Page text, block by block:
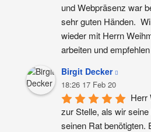
und Webpräsenz war
sehr guten Händen.
wieder mit Herrn
arbeiten und
Birgit Decker
18:26 17 Feb 20
Herr
zur Stelle, als wir
seinen Rat benötigten.